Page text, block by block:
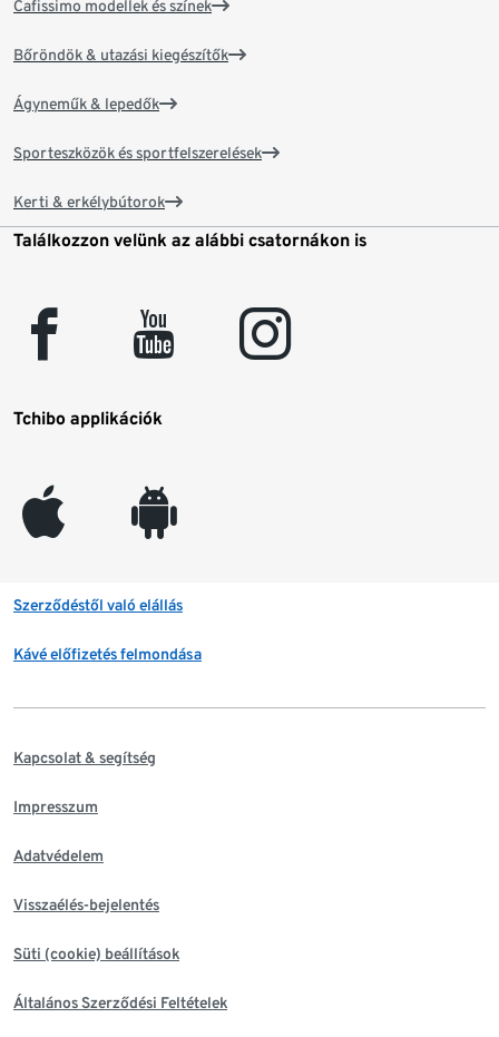
Cafissimo modellek és színek
Bőröndök & utazási kiegészítők
Ágyneműk & lepedők
Sporteszközök és sportfelszerelések
Kerti & erkélybútorok
Találkozzon velünk az alábbi csatornákon is
facebook youtube instagram
Tchibo applikációk
appleinc android
Szerződéstől való elállás
Kávé előfizetés felmondása
Kapcsolat & segítség
Impresszum
Adatvédelem
Visszaélés-bejelentés
Süti (cookie) beállítások
Általános Szerződési Feltételek